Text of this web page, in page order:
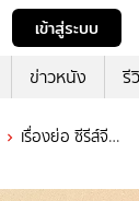
เข้าสู่ระบบ
ข่าวหนัง รี
เรื่องย่อ ซีรีส์จีน